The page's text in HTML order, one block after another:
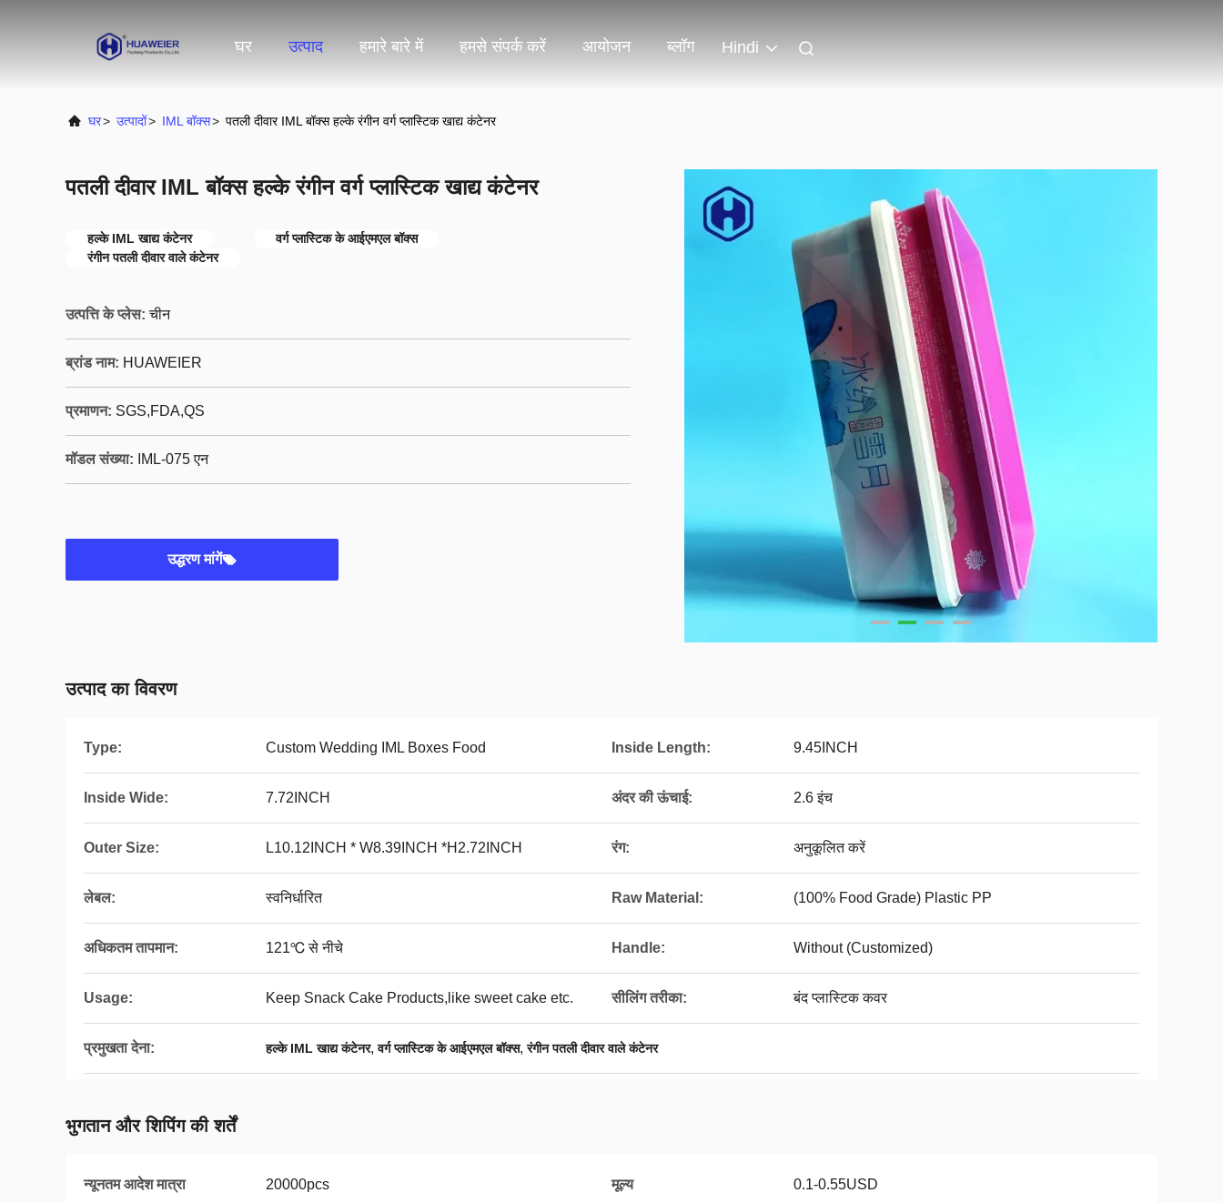
घर उत्पाद हमारे बारे में हमसे संपर्क करें आयोजन ब्लॉग Hindi
घर> उत्पादों> IML बॉक्स> पतली दीवार IML बॉक्स हल्के रंगीन वर्ग प्लास्टिक खाद्य कंटेनर
पतली दीवार IML बॉक्स हल्के रंगीन वर्ग प्लास्टिक खाद्य कंटेनर
हल्के IML खाद्य कंटेनर
वर्ग प्लास्टिक के आईएमएल बॉक्स
रंगीन पतली दीवार वाले कंटेनर
उत्पत्ति के प्लेस: चीन
ब्रांड नाम: HUAWEIER
प्रमाणन: SGS,FDA,QS
मॉडल संख्या: IML-075 एन
उद्धरण मांगें
उत्पाद का विवरण
Type: Custom Wedding IML Boxes Food Inside Length: 9.45INCH
Inside Wide: 7.72INCH अंदर की ऊंचाई: 2.6 इंच
Outer Size: L10.12INCH * W8.39INCH *H2.72INCH रंग: अनुकूलित करें
लेबल: स्वनिर्धारित Raw Material: (100% Food Grade) Plastic PP
अधिकतम तापमान: 121℃ से नीचे Handle: Without (Customized)
Usage: Keep Snack Cake Products,like sweet cake etc. सीलिंग तरीका: बंद प्लास्टिक कवर
प्रमुखता देना: हल्के IML खाद्य कंटेनर,वर्ग प्लास्टिक के आईएमएल बॉक्स,रंगीन पतली दीवार वाले कंटेनर
भुगतान और शिपिंग की शर्तें
न्यूनतम आदेश मात्रा 20000pcs मूल्य 0.1-0.55USD